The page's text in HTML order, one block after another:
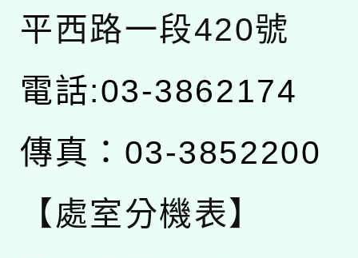
平西路一段420號
電話:03-3862174
傳真：03-3852200
【處室分機表】